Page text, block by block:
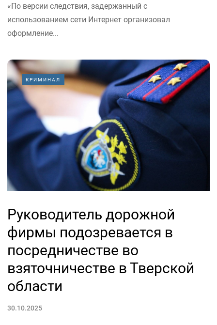
«По версии следствия, задержанный с
использованием сети Интернет организовал
оформление...
КРИМИНАЛ
Руководитель дорожной
фирмы подозревается в
посредничестве во
взяточничестве в Тверской
области
30.10.2025